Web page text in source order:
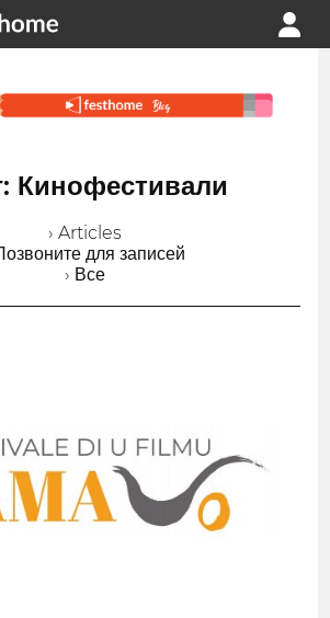
Кинофестивали
› Articles
для записей
› Все